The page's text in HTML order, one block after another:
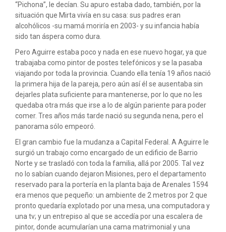
“Pichona”, le decían. Su apuro estaba dado, también, por la
situación que Mirta vivía en su casa: sus padres eran
alcohólicos -su mamá moriría en 2003- y su infancia había
sido tan áspera como dura.
Pero Aguirre estaba poco y nada en ese nuevo hogar, ya que
trabajaba como pintor de postes telefónicos y se la pasaba
viajando por toda la provincia. Cuando ella tenía 19 años nació
la primera hija de la pareja, pero aún así él se ausentaba sin
dejarles plata suficiente para mantenerse, por lo que no les
quedaba otra más que irse a lo de algún pariente para poder
comer. Tres años más tarde nació su segunda nena, pero el
panorama sólo empeoró.
El gran cambio fue la mudanza a Capital Federal. A Aguirre le
surgió un trabajo como encargado de un edificio de Barrio
Norte y se trasladó con toda la familia, allá por 2005. Tal vez
no lo sabían cuando dejaron Misiones, pero el departamento
reservado para la portería en la planta baja de Arenales 1594
era menos que pequeño: un ambiente de 2 metros por 2 que
pronto quedaría explotado por una mesa, una computadora y
una tv; y un entrepiso al que se accedía por una escalera de
pintor, donde acumularían una cama matrimonial y una